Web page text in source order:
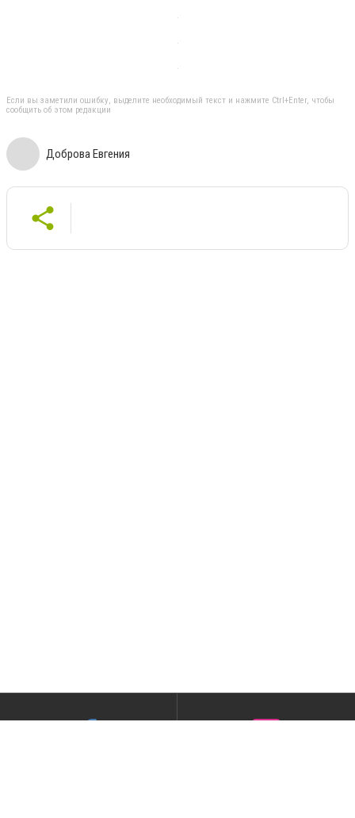
Если вы заметили ошибку, выделите необходимый текст и нажмите Ctrl+Enter, чтобы
сообщить об этом редакции
Доброва Евгения